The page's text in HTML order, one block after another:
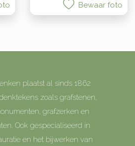
Bewaar foto
plaatst al sinds 1862
zoals grafstenen,
grafzerken en
Ook gespecialiseerd in
en het bijwerken van